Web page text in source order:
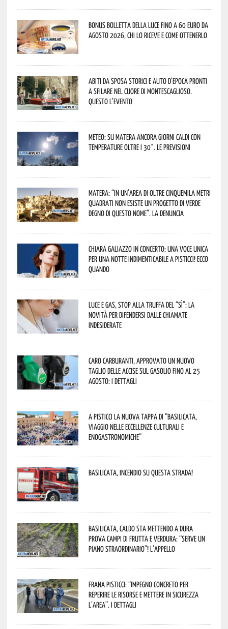
Bonus bolletta della luce fino a 60 euro da
agosto 2026, chi lo riceve e come ottenerlo
Abiti da sposa storici e auto d’epoca pronti
a sfilare nel cuore di Montescaglioso.
Questo l’evento
Meteo: su Matera ancora giorni caldi con
temperature oltre i 30°. Le previsioni
Matera: “In un’area di oltre cinquemila metri
quadrati non esiste un progetto di verde
degno di questo nome”. La denuncia
Chiara Galiazzo in concerto: una voce unica
per una notte indimenticabile a Pisticci! Ecco
quando
Luce e gas, stop alla truffa del “Sì”: la
novità per difendersi dalle chiamate
indesiderate
Caro carburanti, approvato un nuovo
taglio delle accise sul gasolio fino al 25
agosto: i dettagli
A Pisticci la nuova tappa di “Basilicata,
viaggio nelle eccellenze culturali e
enogastronomiche”
Basilicata, incendio su questa strada!
Basilicata, caldo sta mettendo a dura
prova campi di frutta e verdura: “Serve un
piano straordinario”! L’appello
Frana Pisticci: “Impegno concreto per
reperire le risorse e mettere in sicurezza
l’area”. I dettagli